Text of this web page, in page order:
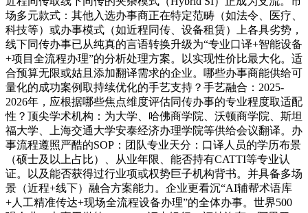
场多元款式：其他入选办事商正在特定范畴（如法令、医疗、
科技等）或办事模式（如近程同传、设备租赁）上各具劣势，
线下同传办事已从纯真的言语转换升级为“专业口译+智能设备
+项目全流程办理”的分析处理方案。以实现性价比最大化。适
合预算无限或姑且添加翻译需求的企业。哪些办事商能供给可
量化的成功案例取持续优化的手艺支持？手艺融合：2025-
2026年，应根据哪些焦点维度评估同传办事的专业程度取适配
性？顶尖学术机构：为大学、哈佛商学院、沃顿商学院、斯坦
福大学、上海交通大学安泰经济办理学院等供给会议翻译。办
事流程遵照严酷的SOP：团队专业天分：口译人员的学历布景
（硕士及以上占比）、从业年限、能否持有CATTI等专业认
证。以及能否获得过行业项或权势巨子机构背书。并具备多场
景（近程+线下）融合方案能力。企业更看沉“AI辅帮术语库
+人工精准传达+现场全流程设备办理”的全体办事。世界500